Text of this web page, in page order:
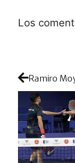
Los